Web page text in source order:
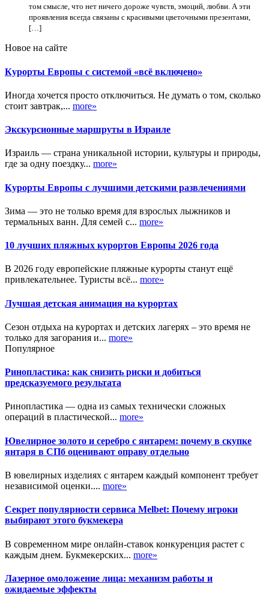
том смысле, что нет ничего дороже чувств, эмоций, любви. А эти
проявления всегда связаны с красивыми цветочными презентами,
[…]
Новое на сайте
Курорты Европы с системой «всё включено»
Иногда хочется просто отключиться. Не думать о том, сколько
стоит завтрак,... more»
Экскурсионные маршруты в Израиле
Израиль — страна уникальной истории, культуры и природы,
где за одну поездку... more»
Курорты Европы с лучшими детскими развлечениями
Зима — это не только время для взрослых лыжников и
термальных ванн. Для семей с... more»
10 лучших пляжных курортов Европы 2026 года
В 2026 году европейские пляжные курорты станут ещё
привлекательнее. Туристы всё... more»
Лучшая детская анимация на курортах
Сезон отдыха на курортах и детских лагерях – это время не
только для загорания и... more»
Популярное
Ринопластика: как снизить риски и добиться
предсказуемого результата
Ринопластика — одна из самых технически сложных
операций в пластической... more»
Ювелирное золото и серебро с янтарем: почему в скупке
янтаря в СПб оценивают оправу отдельно
В ювелирных изделиях с янтарем каждый компонент требует
независимой оценки.... more»
Секрет популярности сервиса Melbet: Почему игроки
выбирают этого букмекера
В современном мире онлайн-ставок конкуренция растет с
каждым днем. Букмекерских... more»
Лазерное омоложение лица: механизм работы и
ожидаемые эффекты